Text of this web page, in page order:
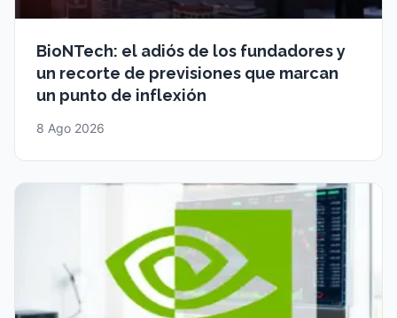
BioNTech: el adiós de los fundadores y
un recorte de previsiones que marcan
un punto de inflexión
8 Ago 2026